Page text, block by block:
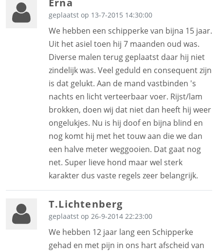
geplaatst op 13-7-2015 14:30:00
We hebben een schipperke van bijna 15 jaar.
Uit het asiel toen hij 7 maanden oud was.
Diverse malen terug geplaatst daar hij niet
zindelijk was. Veel geduld en consequent zijn
is dat gelukt. Aan de mand vastbinden 's
nachts en licht verteerbaar voer. Rijst/lam
brokken, doen wij dat niet dan heeft hij weer
ongelukjes. Nu is hij doof en bijna blind en
nog komt hij met het touw aan die we dan
een halve meter weggooien. Dat gaat nog
net. Super lieve hond maar wel sterk
karakter dus vaste regels zeer belangrijk.
T.Lichtenberg
geplaatst op 26-9-2014 22:23:00
We hebben 12 jaar lang een Schipperke
gehad en met pijn in ons hart afscheid van